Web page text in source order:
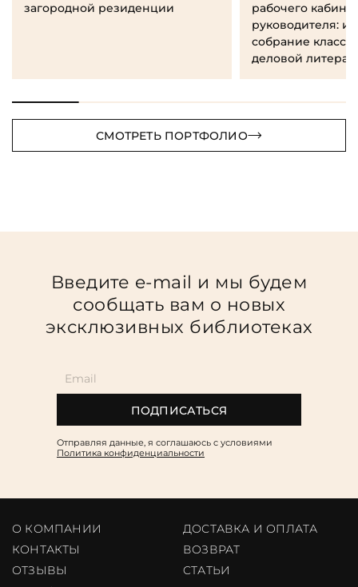
загородной резиденции
рабочего
руководителя:
собрание
деловой
СМОТРЕТЬ ПОРТФОЛИО
Введите e-mail и мы будем
сообщать вам о новых
эксклюзивных библиотеках
ПОДПИСАТЬСЯ
Отправляя данные, я соглашаюсь c условиями
Политика конфиденциальности
О КОМПАНИИ
ДОСТАВКА И ОПЛАТА
КОНТАКТЫ
ВОЗВРАТ
ОТЗЫВЫ
CТАТЬИ